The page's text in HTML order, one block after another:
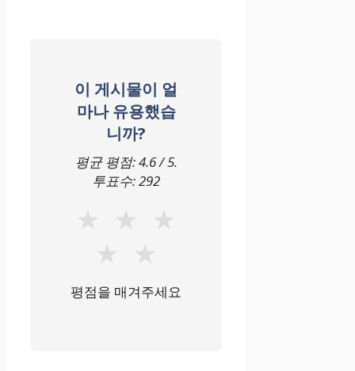
이 게시물이 얼
마나 유용했습
니까?
평균 평점:4.6/ 5.
투표수:292
★ ★
★
★
★
평점을 매겨주세요